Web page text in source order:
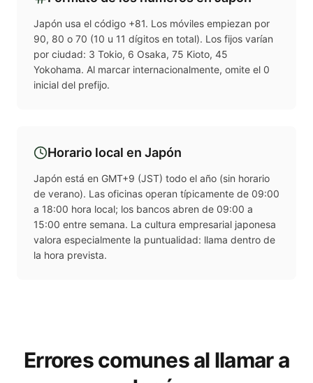
Japón usa el código +81. Los móviles empiezan por
90, 80 o 70 (10 u 11 dígitos en total). Los fijos varían
por ciudad: 3 Tokio, 6 Osaka, 75 Kioto, 45
Yokohama. Al marcar internacionalmente, omite el 0
inicial del prefijo.
Horario local en Japón
Japón está en GMT+9 (JST) todo el año (sin horario
de verano). Las oficinas operan típicamente de 09:00
a 18:00 hora local; los bancos abren de 09:00 a
15:00 entre semana. La cultura empresarial japonesa
valora especialmente la puntualidad: llama dentro de
la hora prevista.
Errores comunes al llamar a